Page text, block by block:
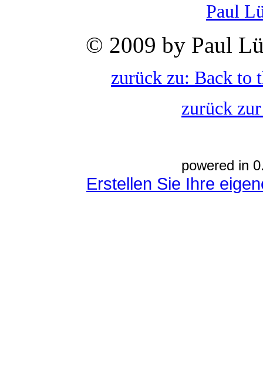
Paul
© 2009 by Paul
zurück zu: Back to
zurück
powered in
Erstellen Sie Ihre